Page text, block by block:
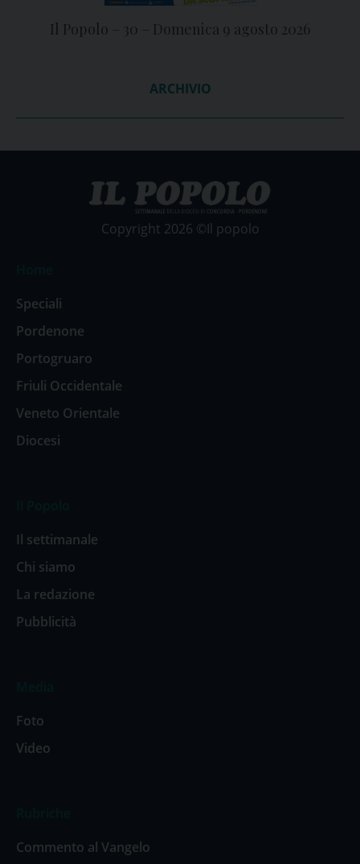
Il Popolo – 30 – Domenica 9 agosto 2026
ARCHIVIO
Copyright 2026 ©Il popolo
Speciali
Pordenone
Portogruaro
Friuli Occidentale
Veneto Orientale
Diocesi
Il settimanale
Chi siamo
La redazione
Pubblicità
Foto
Video
Commento al Vangelo